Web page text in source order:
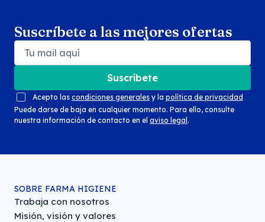
Suscríbete a las mejores ofertas
Suscríbete
Acepto las condiciones generales y la política de privacidad
Puede darse de baja en cualquier momento. Para ello, consulte
nuestra información de contacto en el aviso legal .
SOBRE FARMA HIGIENE
Trabaja con nosotros
Misión, visión y valores